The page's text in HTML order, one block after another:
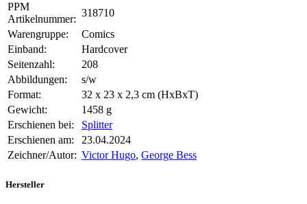
PPM
Artikelnummer:
318710
Warengruppe:
Comics
Einband:
Hardcover
Seitenzahl:
208
Abbildungen:
s/w
Format:
32 x 23 x 2,3 cm (HxBxT)
Gewicht:
1458 g
Erschienen bei:
Splitter
Erschienen am:
23.04.2024
Zeichner/Autor: Victor Hugo, George Bess
Hersteller